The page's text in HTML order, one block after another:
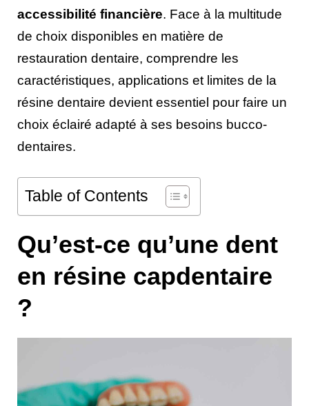
accessibilité financière. Face à la multitude
de choix disponibles en matière de
restauration dentaire, comprendre les
caractéristiques, applications et limites de la
résine dentaire devient essentiel pour faire un
choix éclairé adapté à ses besoins bucco-
dentaires.
Table of Contents
Qu’est-ce qu’une dent
en résine capdentaire
?